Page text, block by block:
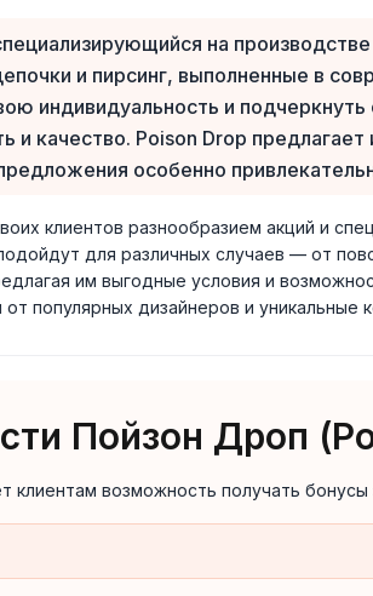
на
и пирсинг, выполненные в
индивидуальность и
и качество. Poison Drop
особенно
клиентов разнообразием акций и
для различных случаев — от
им выгодные условия и
популярных дизайнеров и
Пойзон Дроп
возможность получать бонусы